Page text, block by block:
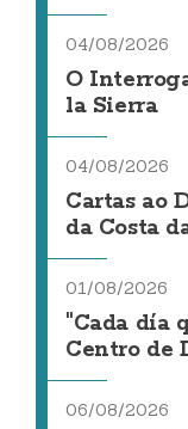
04/08/2026
O
la Sierra
04/08/2026
Cartas ao
da Costa
01/08/2026
"Cada día
Centro de
06/08/2026